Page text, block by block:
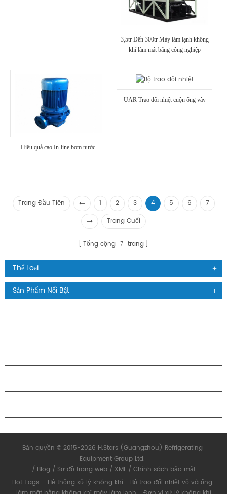
3,5tr Đến 300tr Máy làm lạnh không
khí làm mát bằng công nghiệp
Hiệu quả cao In-line bơm nước
UAR Trao đổi nhiệt cuộn ống vây
Trang Đầu Tiên 1 2 3 4 5 6
7
Trang Cuối
Tổng cộng 7 trang
Thể Loại
Sản Phẩm Nổi Bật
Bản quyền © 2015-2026 H.Stars (Guangzhou) Refrigerating
Equipment Group Ltd.
/ Blog / Sơ đồ trang web/ XML/ Chính sách bảo mật
Hot Tags :
Hệ thống xử lý không khí
Bộ trao đổi nhiệt vỏ và ống